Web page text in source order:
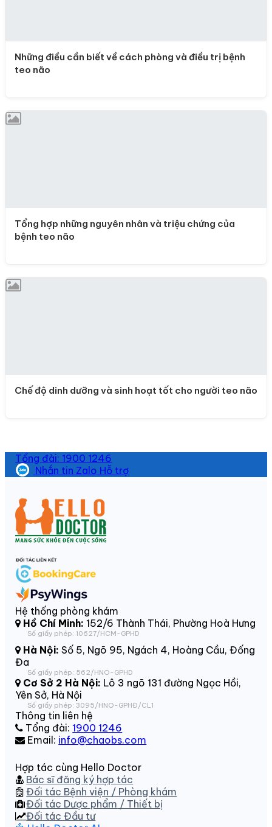
Những điều cần biết về cách phòng và điều trị bệnh
teo não
Tổng hợp những nguyên nhân và triệu chứng của
bệnh teo não
Chế độ dinh dưỡng và sinh hoạt tốt cho người teo não
Tổng đài: 1900 1246
Nhắn tin Zalo Hỗ trợ
Hệ thống phòng khám
Hồ Chí Minh: 152/6 Thành Thái, Phường Hoà Hưng
Số giấy phép: 10627/HCM-GPHD
Hà Nội: Số 5, Ngõ 95, Ngách 4, Hoàng Cầu, Đống
Đa
Số giấy phép: 562/HNO-GPHD
Cơ Sở 2 Hà Nội: Lô 3 ngõ 131 đường Ngọc Hồi,
Yên Sở, Hà Nội
Số giấy phép: 3095/HNO-GPHĐ/CL1
Thông tin liên hệ
Tổng đài:1900 1246
Email: info@chaobs.com
Hợp tác cùng Hello Doctor
Bác sĩ đăng ký hợp tác
Đối tác Bệnh viện / Phòng khám
Đối tác Dược phẩm / Thiết bị
Đối tác Đầu tư